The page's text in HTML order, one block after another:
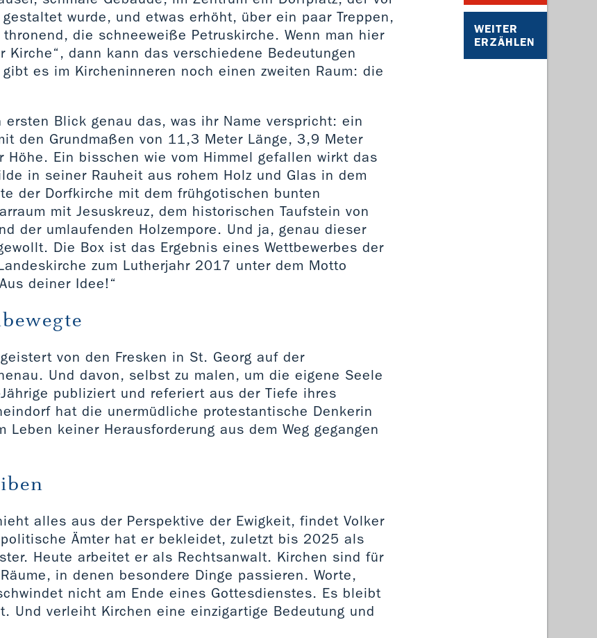
WEITER
ERZÄHLEN
wurde, und etwas erhöht, über ein paar Treppen,
die schneeweiße Petruskirche. Wenn man hier
Kirche“, dann kann das verschiedene Bedeutungen
es im Kircheninneren noch einen zweiten Raum: die
ersten Blick genau das, was ihr Name verspricht: ein
den Grundmaßen von 11,3 Meter Länge, 3,9 Meter
Höhe. Ein bisschen wie vom Himmel gefallen wirkt das
in seiner Rauheit aus rohem Holz und Glas in dem
der Dorfkirche mit dem frühgotischen bunten
mit Jesuskreuz, dem historischen Taufstein von
der umlaufenden Holzempore. Und ja, genau dieser
Die Box ist das Ergebnis eines Wettbewerbes der
zum Lutherjahr 2017 unter dem Motto
deiner Idee!“
von den Fresken in St. Georg auf der
Und davon, selbst zu malen, um die eigene Seele
publiziert und referiert aus der Tiefe ihres
hat die unermüdliche protestantische Denkerin
Leben keiner Herausforderung aus dem Weg gegangen
alles aus der Perspektive der Ewigkeit, findet Volker
Ämter hat er bekleidet, zuletzt bis 2025 als
Heute arbeitet er als Rechtsanwalt. Kirchen sind für
in denen besondere Dinge passieren. Worte,
nicht am Ende eines Gottesdienstes. Es bleibt
Und verleiht Kirchen eine einzigartige Bedeutung und